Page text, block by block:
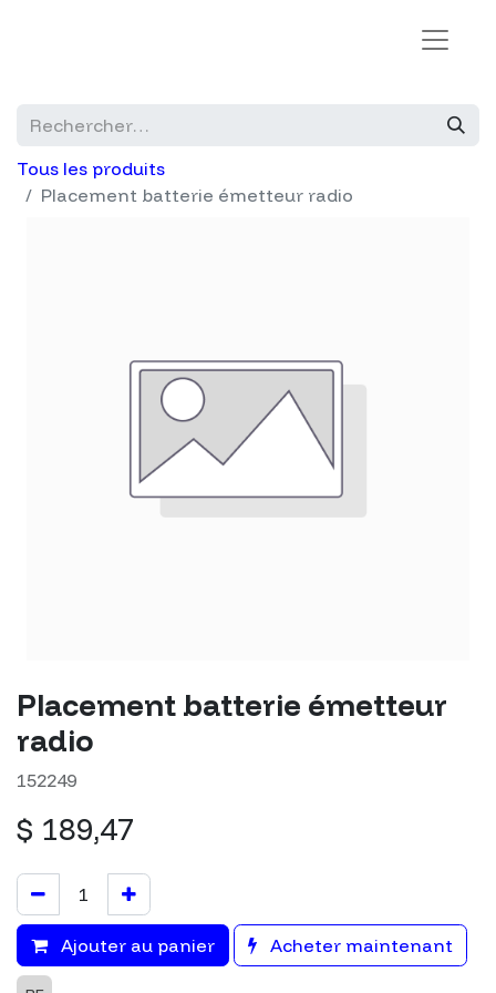
Tous les produits
Placement batterie émetteur radio
Placement batterie émetteur
radio
152249
$ 189,47
Ajouter au panier Acheter maintenant